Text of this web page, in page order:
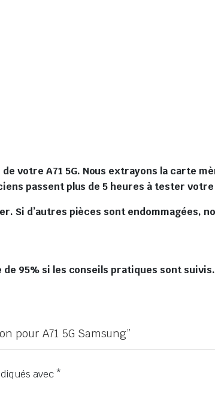
votre A71 5G. Nous extrayons la carte
passent plus de 5 heures à tester
Si d’autres pièces sont endommagées,
95% si les conseils pratiques sont suivis.
pour A71 5G Samsung”
avec*